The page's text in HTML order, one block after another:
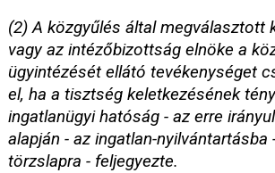
(2) A közgyűlés által megválasztott
vagy az intézőbizottság elnöke a
ügyintézését ellátó tevékenységet
el, ha a tisztség keletkezésének
ingatlanügyi hatóság - az erre
alapján - az ingatlan-nyilvántartásba
törzslapra - feljegyezte.